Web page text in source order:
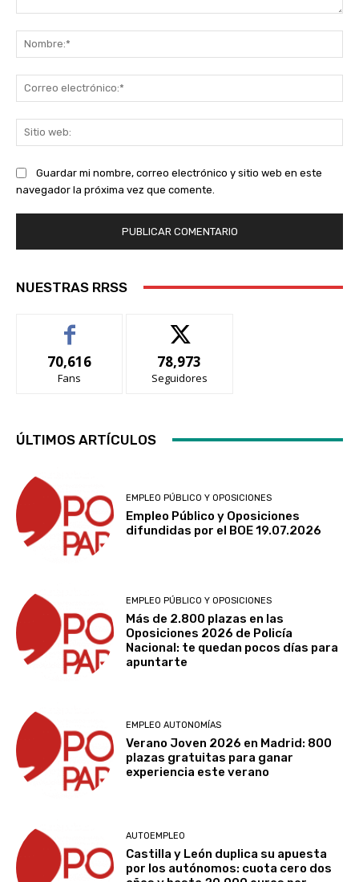
Guardar mi nombre, correo electrónico y sitio web en este
navegador la próxima vez que comente.
NUESTRAS RRSS
70,616
Fans
78,973
Seguidores
ÚLTIMOS ARTÍCULOS
EMPLEO PÚBLICO Y OPOSICIONES
Empleo Público y Oposiciones
difundidas por el BOE 19.07.2026
EMPLEO PÚBLICO Y OPOSICIONES
Más de 2.800 plazas en las
Oposiciones 2026 de Policía
Nacional: te quedan pocos días para
apuntarte
EMPLEO AUTONOMÍAS
Verano Joven 2026 en Madrid: 800
plazas gratuitas para ganar
experiencia este verano
AUTOEMPLEO
Castilla y León duplica su apuesta
por los autónomos: cuota cero dos